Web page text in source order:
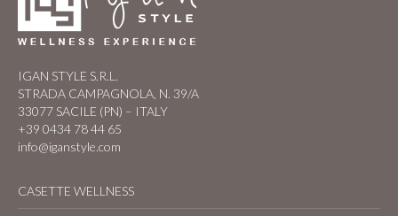
IGAN STYLE S.R.L.
STRADA CAMPAGNOLA, N. 39/A
33077 SACILE (PN) – ITALY
+39 0434 78 44 65
info@iganstyle.com
CASETTE WELLNESS